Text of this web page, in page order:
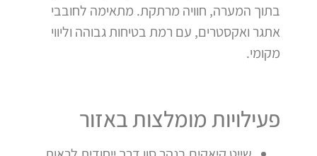
בתוך המערה, חוויה מרתקת. מתאימה לחובבי
אתגר ואקסטרים, עם רמת בטיחות גבוהה וליווי
מקומי.
פעילויות מומלצות באזור